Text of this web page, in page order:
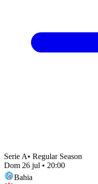
Serie A• Regular Season
Dom 26 jul • 20:00
Bahia